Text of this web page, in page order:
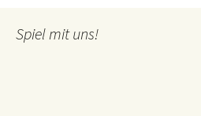
Spiel mit uns!